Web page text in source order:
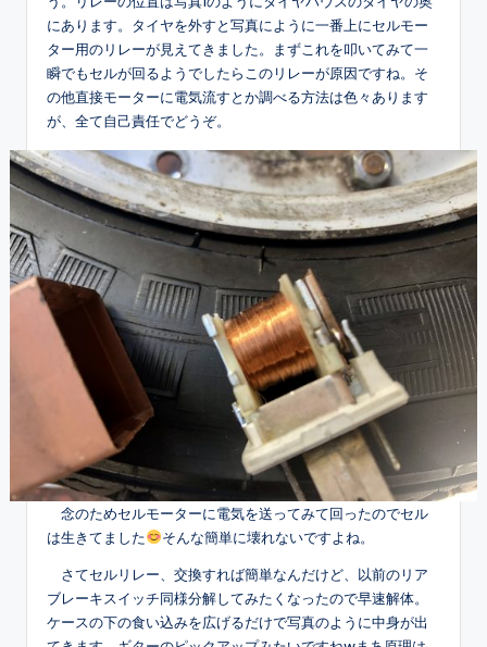
にあります。タイヤを外すと写真にように一番上にセルモー
ター用のリレーが見えてきました。まずこれを叩いてみて一
瞬でもセルが回るようでしたらこのリレーが原因ですね。そ
の他直接モーターに電気流すとか調べる方法は色々あります
が、全て自己責任でどうぞ。
念のためセルモーターに電気を送ってみて回ったのでセル
は生きてました
そんな簡単に壊れないですよね。
さてセルリレー、交換すれば簡単なんだけど、以前のリア
ブレーキスイッチ同様分解してみたくなったので早速解体。
ケースの下の食い込みを広げるだけで写真のように中身が出